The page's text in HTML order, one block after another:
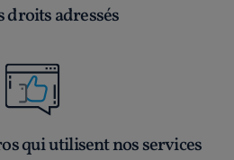
droits adressés
qui utilisent nos services